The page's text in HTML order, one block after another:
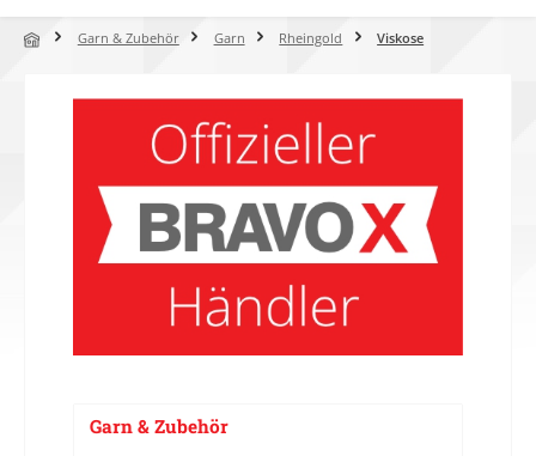
Garn & Zubehör Garn Rheingold Viskose
Garn & Zubehör